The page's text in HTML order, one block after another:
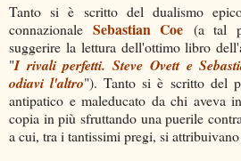
Tanto si è scritto del dualismo
connazionale Sebastian Coe (a tal
suggerire la lettura dell'ottimo libro
"I rivali perfetti. Steve Ovett e
odiavi l'altro"). Tanto si è scritto del
antipatico e maleducato da chi aveva
copia in più sfruttando una puerile
a cui, tra i tantissimi pregi, si